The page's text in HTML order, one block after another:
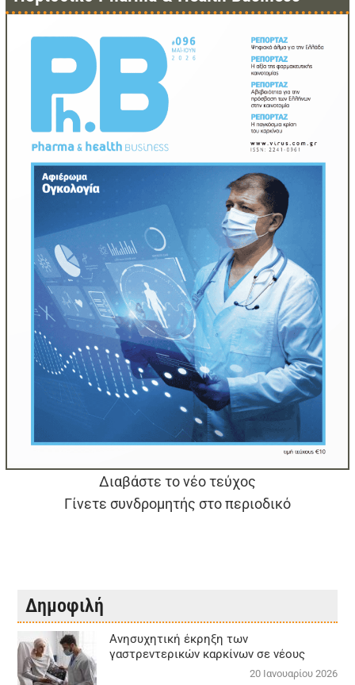
Διαβάστε το νέο τεύχος
Γίνετε συνδρομητής στο περιοδικό
Δημοφιλή
Aνησυχητική έκρηξη των
γαστρεντερικών καρκίνων σε νέους
20 Ιανουαρίου 2026